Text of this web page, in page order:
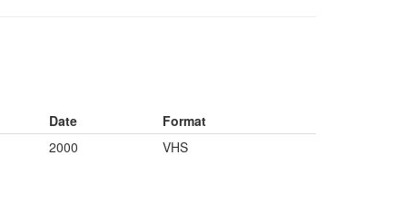
Date
Format
2000 VHS